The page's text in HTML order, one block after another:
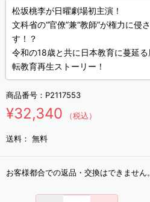
松坂桃李が日曜劇場初主演！
文科省の“官僚”兼“教師”が権力に侵
す！？
令和の18歳と共に日本教育に蔓延
転教育再生ストーリー！
商品番号： P2117553
¥32,340 （税込）
送料： 無料
お客様都合での返品・交換はできません。